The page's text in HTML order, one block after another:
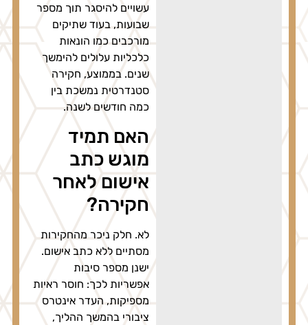
עשויים להיסגר תוך מספר
שבועות, בעוד שתיקים
מורכבים כמו הונאות
כלכליות עלולים להימשך
שנים. בממוצע, חקירה
סטנדרטית נמשכת בין
כמה חודשים לשנה.
האם תמיד
מוגש כתב
אישום לאחר
חקירה?
לא. חלק ניכר מהחקירות
מסתיים ללא כתב אישום.
ישנן מספר סיבות
אפשריות לכך: חוסר ראיות
מספיקות, העדר אינטרס
ציבורי בהמשך ההליך,